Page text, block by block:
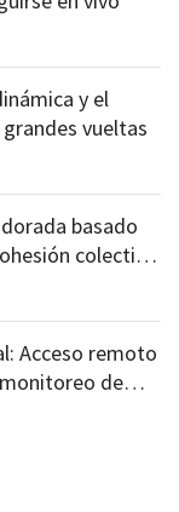
y el
vueltas
basado
colectiva
Acceso remoto
de
del